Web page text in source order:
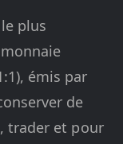
plus
émis par
de
trader et pour